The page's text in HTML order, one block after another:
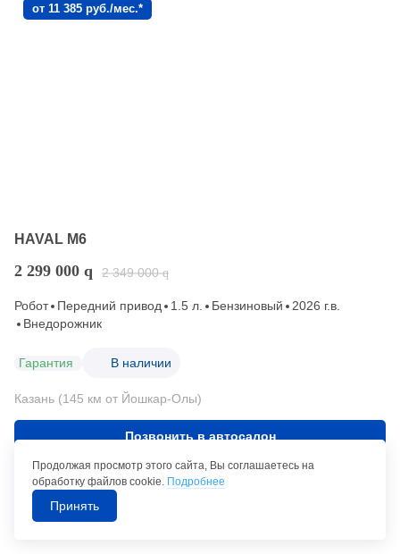
от 11 385 руб./мес.*
HAVAL M6
2 299 000 q 2 349 000 q
Робот Передний привод 1.5 л. Бензиновый
2026 г.в.
Внедорожник
Гарантия В наличии
Казань (145 км от Йошкар-Олы)
Позвонить в автосалон
от 11 385 руб./мес.*
Продолжая просмотр этого сайта, Вы соглашаетесь на
обработку файлов cookie. Подробнее
Принять